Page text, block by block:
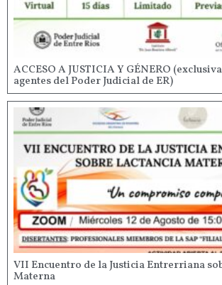
ACCESO A JUSTICIA Y GÉNERO
agentes del Poder Judicial de ER)
VII Encuentro de la Justicia Entrerriana
Materna